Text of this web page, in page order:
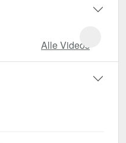
Alle Videos